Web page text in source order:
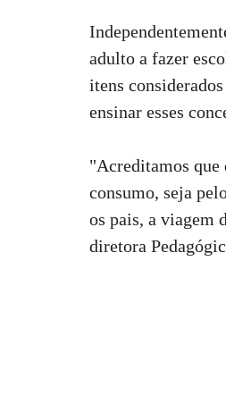
adulto a fazer
itens
ensinar esses
"Acreditamos que
consumo, seja
os pais, a viagem
diretora